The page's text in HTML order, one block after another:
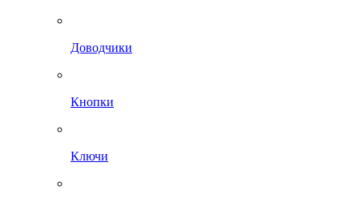
Доводчики
Кнопки
Ключи